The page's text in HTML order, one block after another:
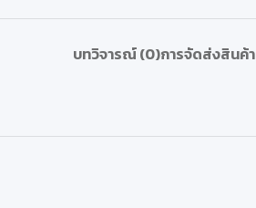
บทวิจารณ์ (0)การจัดส่งสินค้า